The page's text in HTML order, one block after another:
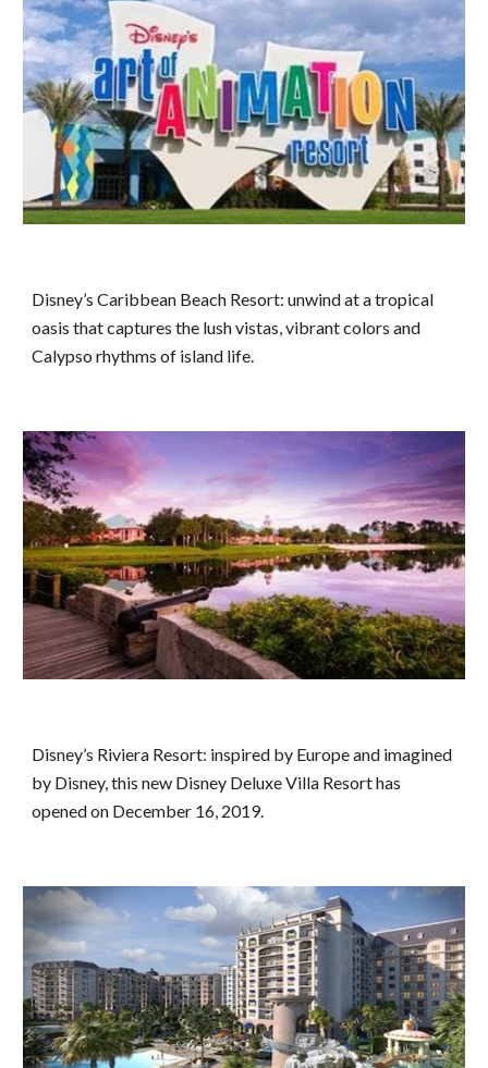
Disney’s Caribbean Beach Resort: unwind at a tropical
oasis that captures the lush vistas, vibrant colors and
Calypso rhythms of island life.
Disney’s Riviera Resort: inspired by Europe and imagined
by Disney, this new Disney Deluxe Villa Resort has
opened on December 16, 2019.